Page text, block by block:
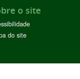
o site
do site